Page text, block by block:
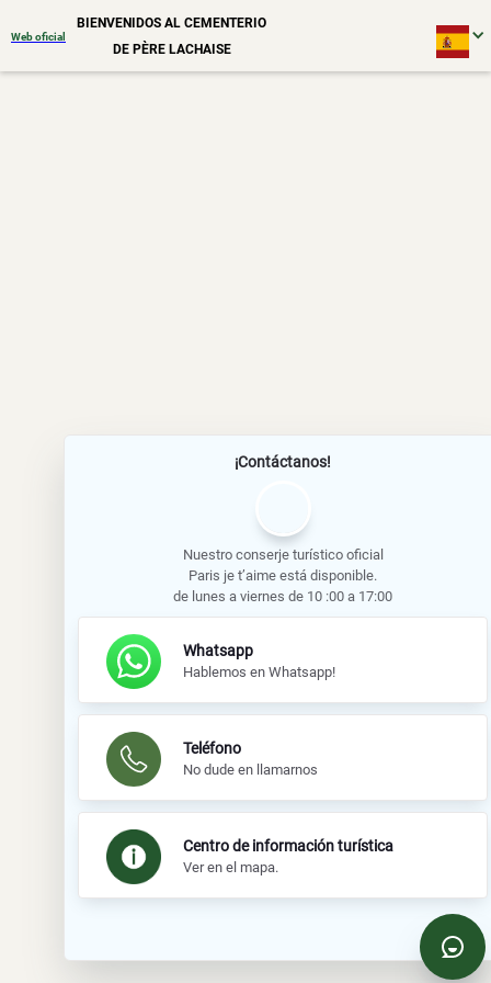
BIENVENIDOS AL CEMENTERIO
DE PÈRE LACHAISE
Web oficial
¡Contáctanos!
Nuestro conserje turístico oficial
Paris je t’aime está disponible.
de lunes a viernes de 10 :00 a 17:00
Whatsapp
Hablemos en Whatsapp!
Teléfono
No dude en llamarnos
Centro de información turística
Ver en el mapa.